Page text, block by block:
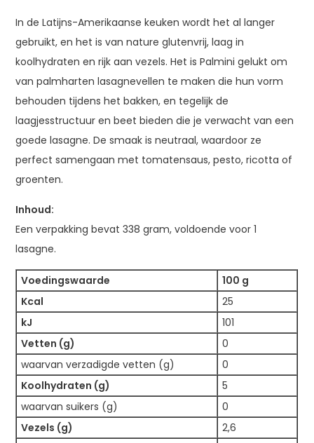
In de Latijns-Amerikaanse keuken wordt het al langer
gebruikt, en het is van nature glutenvrij, laag in
koolhydraten en rijk aan vezels. Het is Palmini gelukt om
van palmharten lasagnevellen te maken die hun vorm
behouden tijdens het bakken, en tegelijk de
laagjesstructuur en beet bieden die je verwacht van een
goede lasagne. De smaak is neutraal, waardoor ze
perfect samengaan met tomatensaus, pesto, ricotta of
groenten.
Inhoud:
Een verpakking bevat 338 gram, voldoende voor 1
lasagne.
Voedingswaarde
100 g
Kcal
25
kJ
101
Vetten (g)
0
waarvan verzadigde vetten (g)
0
Koolhydraten (g)
5
waarvan suikers (g)
0
Vezels (g)
2,6